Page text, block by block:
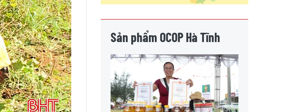
Sản phẩm OCOP Hà Tĩnh